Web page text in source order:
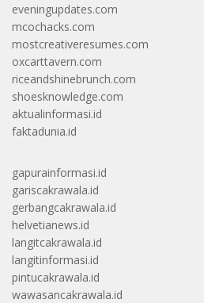
eveningupdates.com
mcochacks.com
mostcreativeresumes.com
oxcarttavern.com
riceandshinebrunch.com
shoesknowledge.com
aktualinformasi.id
faktadunia.id
gapurainformasi.id
gariscakrawala.id
gerbangcakrawala.id
helvetianews.id
langitcakrawala.id
langitinformasi.id
pintucakrawala.id
wawasancakrawala.id